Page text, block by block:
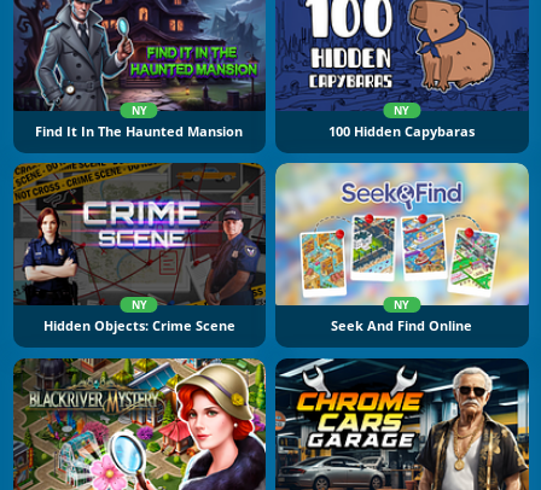
NY
Find It In The Haunted Mansion
NY
100 Hidden Capybaras
NY
Hidden Objects: Crime Scene
NY
Seek And Find Online